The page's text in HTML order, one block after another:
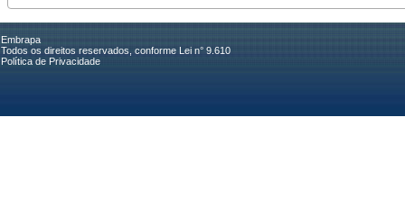
Embrapa
Todos os direitos reservados, conforme Lei n° 9.610
Política de Privacidade